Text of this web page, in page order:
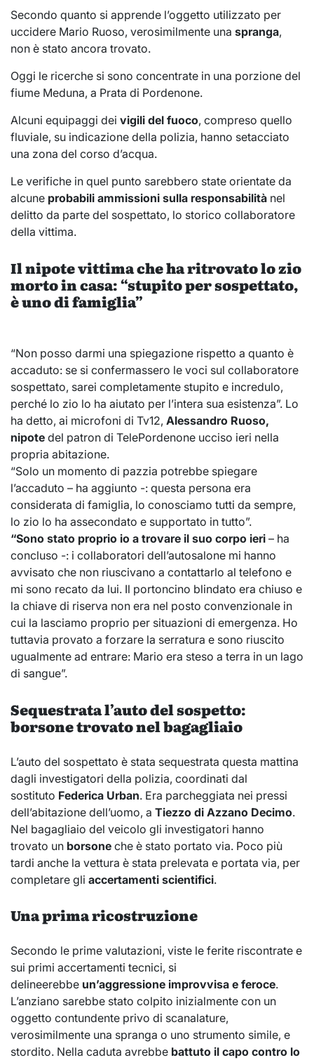
Secondo quanto si apprende l’oggetto utilizzato per
uccidere Mario Ruoso, verosimilmente una spranga,
non è stato ancora trovato.
Oggi le ricerche si sono concentrate in una porzione del
fiume Meduna, a Prata di Pordenone.
Alcuni equipaggi dei vigili del fuoco, compreso quello
fluviale, su indicazione della polizia, hanno setacciato
una zona del corso d’acqua.
Le verifiche in quel punto sarebbero state orientate da
alcune probabili ammissioni sulla responsabilità nel
delitto da parte del sospettato, lo storico collaboratore
della vittima.
Il nipote vittima che ha ritrovato lo zio
morto in casa: “stupito per sospettato,
è uno di famiglia”
“Non posso darmi una spiegazione rispetto a quanto è
accaduto: se si confermassero le voci sul collaboratore
sospettato, sarei completamente stupito e incredulo,
perché lo zio lo ha aiutato per l’intera sua esistenza”. Lo
ha detto, ai microfoni di Tv12, Alessandro Ruoso,
nipote del patron di TelePordenone ucciso ieri nella
propria abitazione.
“Solo un momento di pazzia potrebbe spiegare
l’accaduto – ha aggiunto -: questa persona era
considerata di famiglia, lo conosciamo tutti da sempre,
lo zio lo ha assecondato e supportato in tutto”.
“Sono stato proprio io a trovare il suo corpo ieri – ha
concluso -: i collaboratori dell’autosalone mi hanno
avvisato che non riuscivano a contattarlo al telefono e
mi sono recato da lui. Il portoncino blindato era chiuso e
la chiave di riserva non era nel posto convenzionale in
cui la lasciamo proprio per situazioni di emergenza. Ho
tuttavia provato a forzare la serratura e sono riuscito
ugualmente ad entrare: Mario era steso a terra in un lago
di sangue”.
Sequestrata l’auto del sospetto:
borsone trovato nel bagagliaio
L’auto del sospettato è stata sequestrata questa mattina
dagli investigatori della polizia, coordinati dal
sostituto Federica Urban. Era parcheggiata nei pressi
dell’abitazione dell’uomo, a Tiezzo di Azzano Decimo.
Nel bagagliaio del veicolo gli investigatori hanno
trovato un borsone che è stato portato via. Poco più
tardi anche la vettura è stata prelevata e portata via, per
completare gli accertamenti scientifici.
Una prima ricostruzione
Secondo le prime valutazioni, viste le ferite riscontrate e
sui primi accertamenti tecnici, si
delineerebbe un’aggressione improvvisa e feroce.
L’anziano sarebbe stato colpito inizialmente con un
oggetto contundente privo di scanalature,
verosimilmente una spranga o uno strumento simile, e
stordito. Nella caduta avrebbe battuto il capo contro lo